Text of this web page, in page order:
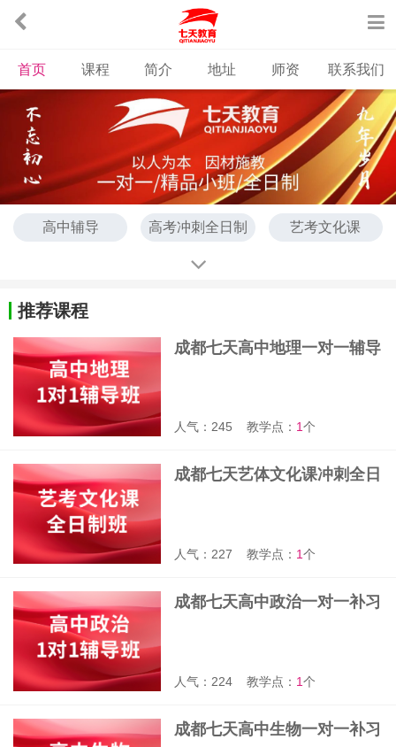
首页 课程 简介 地址 师资 联系我们
高中辅导 高考冲刺全日制 艺考文化课
推荐课程
成都七天高中地理一对一辅导
人气：245 教学点： 1个
成都七天艺体文化课冲刺全日
人气：227 教学点： 1个
成都七天高中政治一对一补习
人气：224 教学点： 1个
成都七天高中生物一对一补习